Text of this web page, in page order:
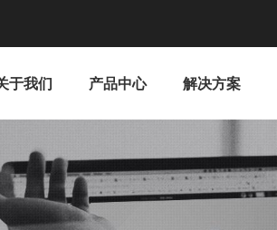
于我们 产品中心 解决方案